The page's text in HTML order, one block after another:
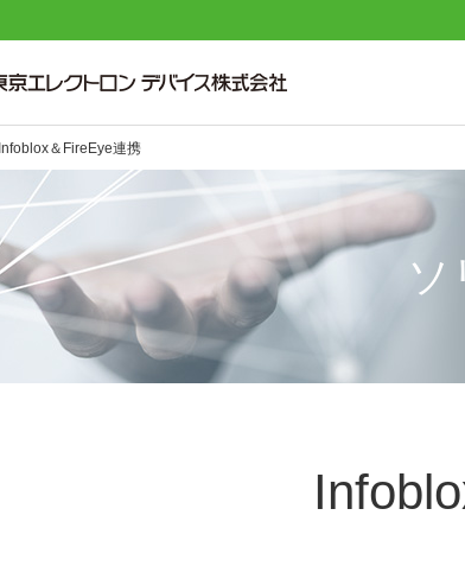
Infoblox＆FireEye連携
ソ